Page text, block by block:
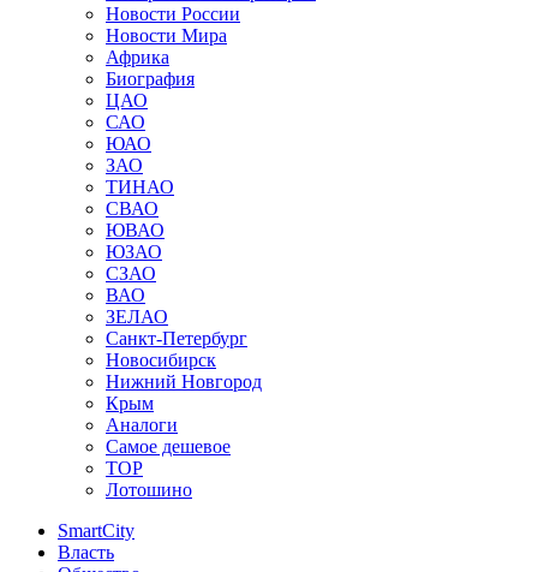
Новости России
Новости Мира
Африка
Биография
ЦАО
САО
ЮАО
ЗАО
ТИНАО
СВАО
ЮВАО
ЮЗАО
СЗАО
ВАО
ЗЕЛАО
Санкт-Петербург
Новосибирск
Нижний Новгород
Крым
Аналоги
Самое дешевое
TOP
Лотошино
SmartCity
Власть